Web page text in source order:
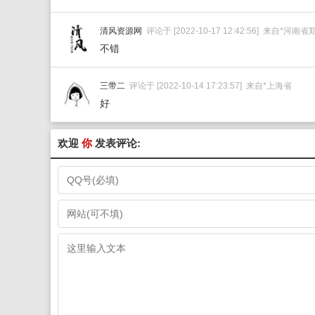
清风资源网 评论于 [2022-10-17 12:42:56] 来自*河南省
不错
三带二 评论于 [2022-10-14 17:23:57] 来自*上海省
好
欢迎 你发表评论: